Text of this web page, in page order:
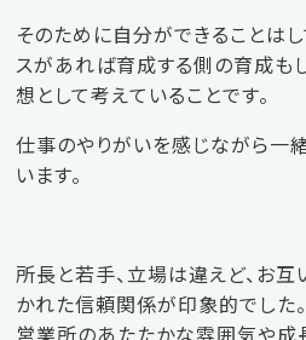
そのために自分ができることはし
スがあれば育成する側の育成も
想として考えていることです。
仕事のやりがいを感じながら一
います。
所長と若手、立場は違えど、お
かれた信頼関係が印象的でした。
営業所のあたたかな雰囲気や成